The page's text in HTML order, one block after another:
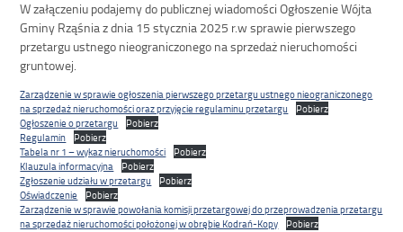
W załączeniu podajemy do publicznej wiadomości Ogłoszenie Wójta
Gminy Rząśnia z dnia 15 stycznia 2025 r.w sprawie pierwszego
przetargu ustnego nieograniczonego na sprzedaż nieruchomości
gruntowej.
Zarządzenie w sprawie ogłoszenia pierwszego przetargu ustnego nieograniczonego
na sprzedaż nieruchomości oraz przyjęcie regulaminu przetargu
Pobierz
Ogłoszenie o przetargu
Pobierz
Regulamin
Pobierz
Tabela nr 1 – wykaz nieruchomości
Pobierz
Klauzula informacyjna
Pobierz
Zgłoszenie udziału w przetargu
Pobierz
Oświadczenie
Pobierz
Zarządzenie w sprawie powołania komisji przetargowej do przeprowadzenia przetargu
na sprzedaż nieruchomości położonej w obrębie Kodrań-Kopy
Pobierz